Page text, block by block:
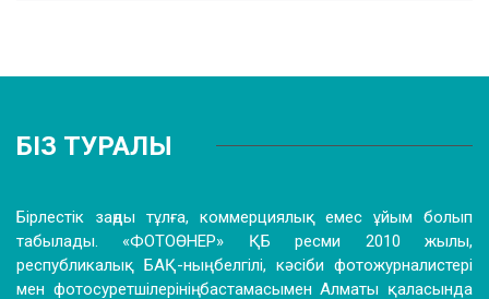
БІЗ ТУРАЛЫ
Бірлестік заңды тұлға, коммерциялық емес ұйым болып
табылады. «ФОТОӨНЕР» ҚБ ресми 2010 жылы,
республикалық БАҚ-ның белгілі, кәсіби фотожурналистері
мен фотосуретшілерінің бастамасымен Алматы қаласында